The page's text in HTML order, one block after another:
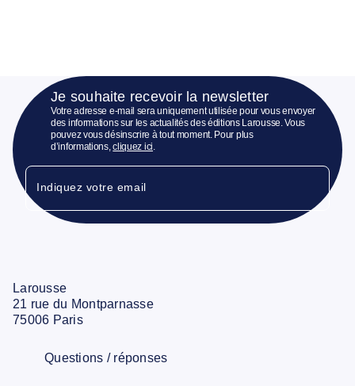
Je souhaite recevoir la newsletter
Votre adresse e-mail sera uniquement utilisée pour vous envoyer
des informations sur les actualités des éditions Larousse. Vous
pouvez vous désinscrire à tout moment. Pour plus
d’informations,cliquez ici.
Indiquez votre email
Larousse
21 rue du Montparnasse
75006 Paris
Questions / réponses